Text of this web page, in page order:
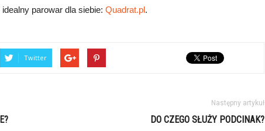
parowar dla siebie: Quadrat.pl.
Twitter
Następny artykuł
DO CZEGO SŁUŻY PODCINAK?